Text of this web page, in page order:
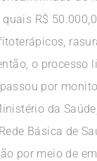
R$
o
por
da
Básica de
por meio de